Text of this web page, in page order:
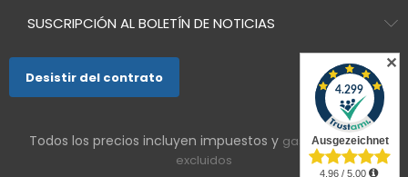
SUSCRIPCIÓN AL BOLETÍN DE NOTICIAS
Desistir del contrato
Todos los precios incluyen impuestos y gastos de envío
excluidos
✕